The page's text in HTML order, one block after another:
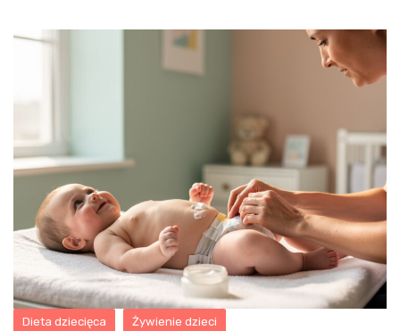
Dieta dziecięca Żywienie dzieci